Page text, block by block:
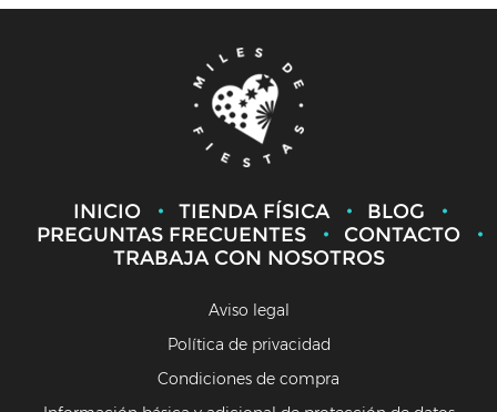
INICIO TIENDA FÍSICA
BLOG
PREGUNTAS FRECUENTES
CONTACTO
TRABAJA CON NOSOTROS
Aviso legal
Política de privacidad
Condiciones de compra